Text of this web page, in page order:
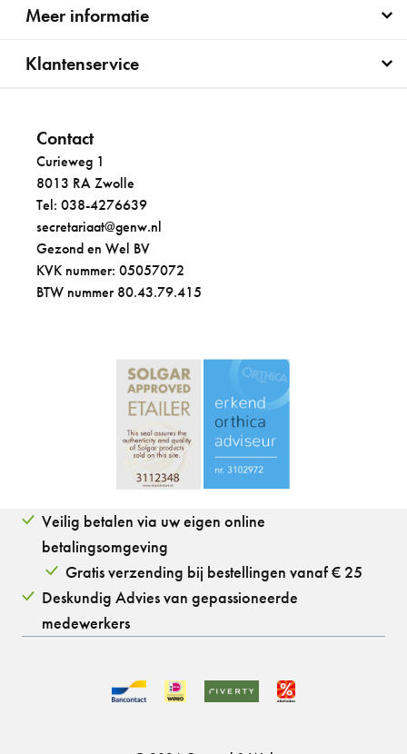
Meer informatie
Klantenservice
Contact
Curieweg 1
8013 RA Zwolle
Tel: 038-4276639
secretariaat@genw.nl
Gezond en Wel BV
KVK nummer: 05057072
BTW nummer 80.43.79.415
Veilig betalen via uw eigen online
betalingsomgeving
Gratis verzending bij bestellingen vanaf € 25
Deskundig Advies van gepassioneerde
medewerkers